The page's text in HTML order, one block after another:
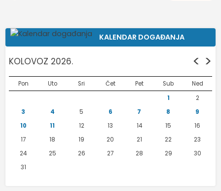
KALENDAR DOGAĐANJA
KOLOVOZ 2026. < >
Pon Uto Sri Čet Pet Sub
Ned
1
2
3
4 5 6 7 8
9
10
11 12 13 14 15
16
17
18 19 20 21 22
23
24
25 26 27 28 29
30
31